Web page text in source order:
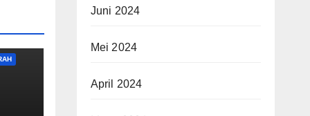
Juni 2024
Mei 2024
April 2024